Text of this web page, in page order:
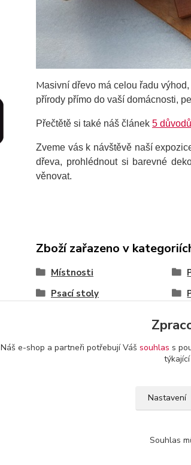
Masivní dřevo má celou řadu
přírody přímo do vaší domácnosti,
Přečtětě si také náš článek 5
Zveme vás k návštěvě naší
dřeva, prohlédnout si barevné
věnovat.
Zboží zařazeno v
Místnosti
Psací stoly
-
Náš e-shop a partneři potřebují Váš souhlas s
Nastavení
Souhlas